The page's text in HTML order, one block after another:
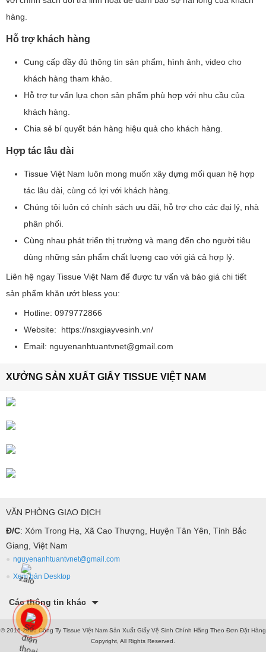
hàng.
Hỗ trợ khách hàng
Cung cấp đầy đủ thông tin sản phẩm, hình ảnh, video cho
khách hàng tham khảo.
Hỗ trợ tư vấn lựa chọn sản phẩm phù hợp với nhu cầu của
khách hàng.
Chia sẻ bí quyết bán hàng hiệu quả cho khách hàng.
Hợp tác lâu dài
Tissue Việt Nam luôn mong muốn xây dựng mối quan hệ hợp
tác lâu dài, cùng có lợi với khách hàng.
Chúng tôi luôn có chính sách ưu đãi, hỗ trợ cho các đại lý, nhà
phân phối.
Cùng nhau phát triển thị trường và mang đến cho người tiêu
dùng những sản phẩm chất lượng cao với giá cả hợp lý.
Liên hệ ngay Tissue Việt Nam để được tư vấn và báo giá chi tiết
sản phẩm khăn ướt bless you:
Hotline: 0979772866
Website: https://nsxgiayvesinh.vn/
Email: nguyenanhtuantvnet@gmail.com
XƯỞNG SẢN XUẤT GIẤY TISSUE VIỆT NAM
VĂN PHÒNG GIAO DỊCH
Đ/C: Xóm Trong Hạ, Xã Cao Thượng, Huyện Tân Yên, Tỉnh Bắc
Giang, Việt Nam
nguyenanhtuantvnet@gmail.com
Xem bản Desktop
Các thông tin khác
© 2016-2026 Công Ty Tissue Việt Nam Sản Xuất Giấy Vệ Sinh Chính Hãng Theo Đơn Đặt Hàng
Copyright, All Rights Reserved.